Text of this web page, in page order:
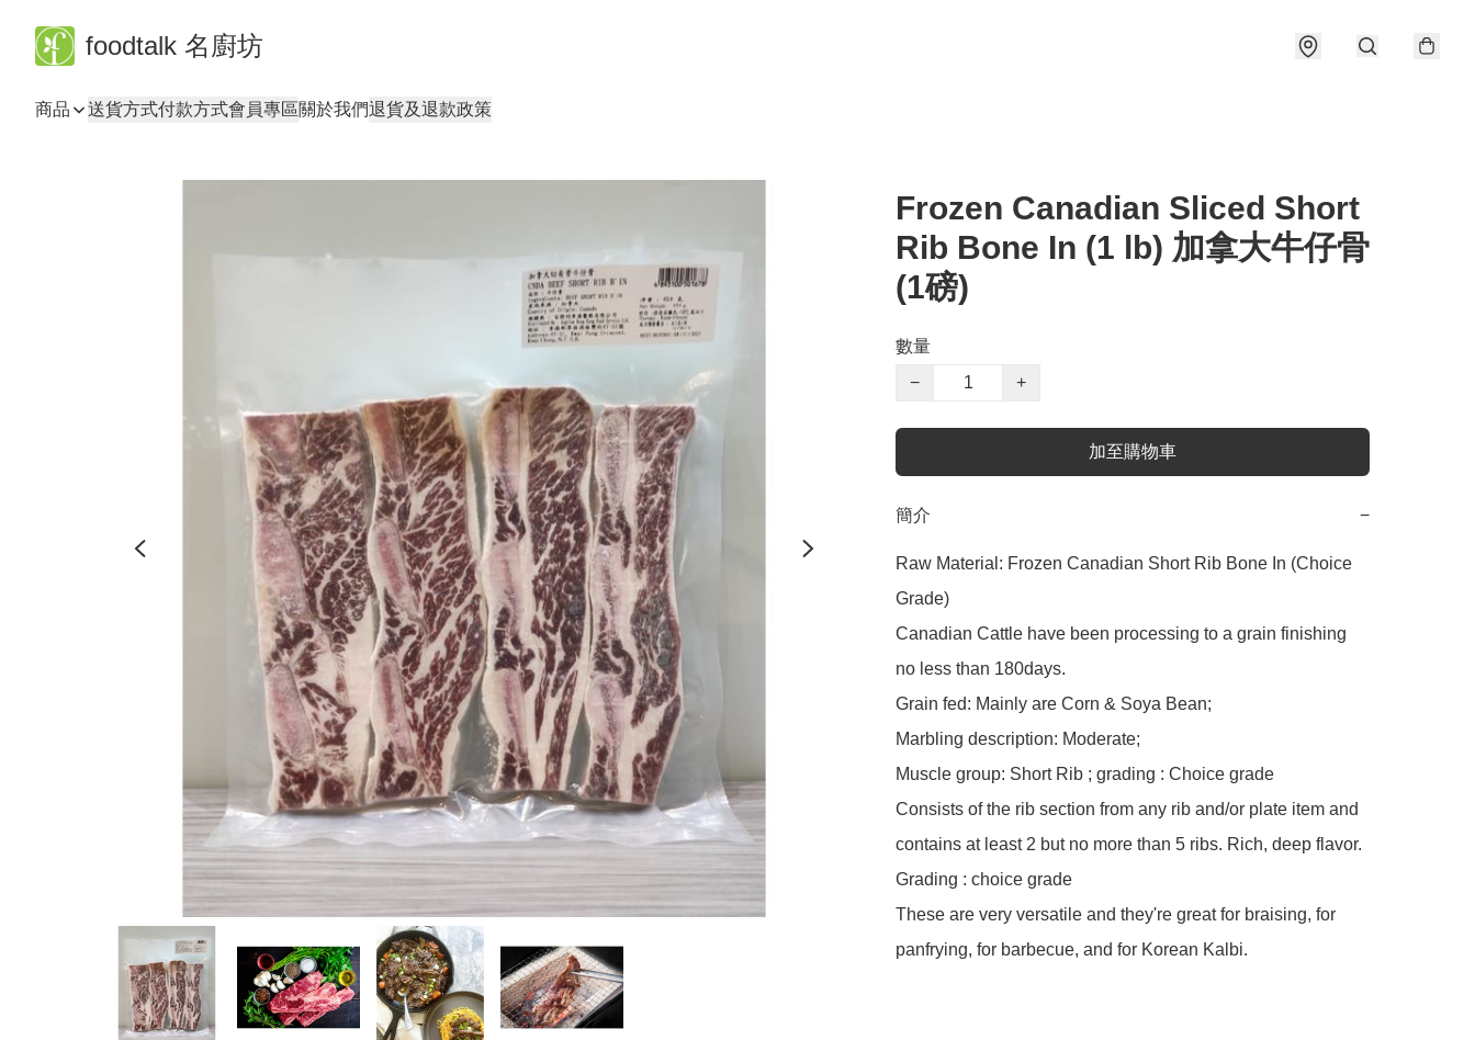
foodtalk 名廚坊
商品 送貨方式付款方式會員專區關於我們退貨及退款政策
Frozen Canadian Sliced Short
Rib Bone In (1 lb) 加拿大牛仔骨
(1磅)
數量
−
+
加至購物車
簡介 −
Raw Material: Frozen Canadian Short Rib Bone In (Choice
Grade)
Canadian Cattle have been processing to a grain finishing
no less than 180days.
Grain fed: Mainly are Corn & Soya Bean;
Marbling description: Moderate;
Muscle group: Short Rib ; grading : Choice grade
Consists of the rib section from any rib and/or plate item and
contains at least 2 but no more than 5 ribs. Rich, deep flavor.
Grading : choice grade
These are very versatile and they're great for braising, for
panfrying, for barbecue, and for Korean Kalbi.